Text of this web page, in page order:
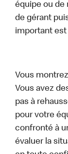
équipe ou
de gérant
important est
Vous
Vous avez
pas à
pour votre
confronté à
évaluer la